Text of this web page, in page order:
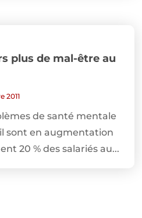
plus de mal-être au
2011
de santé mentale
sont en augmentation
20 % des salariés au...